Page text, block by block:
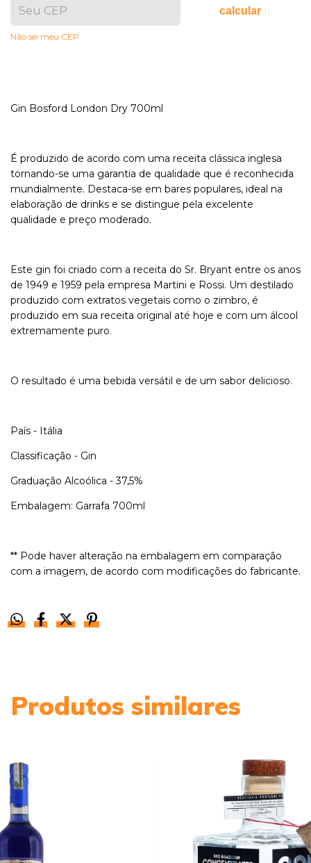
calcular
Não sei meu CEP
Gin Bosford London Dry 700ml
É produzido de acordo com uma receita clássica inglesa
tornando-se uma garantia de qualidade que é reconhecida
mundialmente. Destaca-se em bares populares, ideal na
elaboração de drinks e se distingue pela excelente
qualidade e preço moderado.
Este gin foi criado com a receita do Sr. Bryant entre os anos
de 1949 e 1959 pela empresa Martini e Rossi. Um destilado
produzido com extratos vegetais como o zimbro, é
produzido em sua receita original até hoje e com um álcool
extremamente puro.
O resultado é uma bebida versátil e de um sabor delicioso.
País - Itália
Classificação - Gin
Graduação Alcoólica - 37,5%
Embalagem: Garrafa 700ml
** Pode haver alteração na embalagem em comparação
com a imagem, de acordo com modificações do fabricante.
Produtos similares